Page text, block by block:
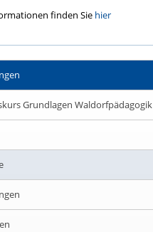
finden Sie hier
Grundlagen Waldorfpädagogik